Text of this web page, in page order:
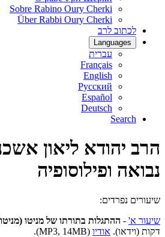
Sobre Rabino Oury Cherki
Über Rabbi Oury Cherki
לכתוב לרב
Languages
עברית
Français
English
Русский
Español
Deutsch
Search
הרב יהודא ליאון
נבואה ופילוסופיה
שיעורים נפרדים:
שיעור א' - ההתגלות בתורתו של מניטו
דקות (וידאו). אודיו (MP3, 14MB).